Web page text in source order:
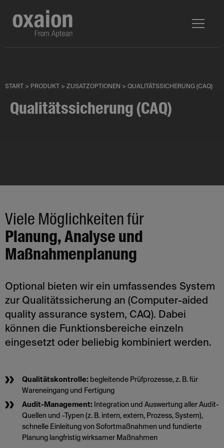
START > PRODUKT > ZUSATZOPTIONEN > QUALITÄTS­SICHERUNG (CAQ)
Qualitätssicherung (CAQ)
Viele Möglichkeiten für
Planung, Analyse und
Maßnahmenplanung
Optional bieten wir ein umfassendes System
zur Qualitätssicherung an (Computer-aided
quality assurance system, CAQ). Dabei
können die Funktionsbereiche einzeln
eingesetzt oder beliebig kombiniert werden.
Qualitätskontrolle: begleitende Prüfprozesse, z. B. für
Wareneingang und Fertigung
Audit-Management: Integration und Auswertung aller Audit-
Quellen und -Typen (z. B. intern, extern, Prozess, System),
schnelle Einleitung von Sofortmaßnahmen und fundierte
Planung langfristig wirksamer Maßnahmen